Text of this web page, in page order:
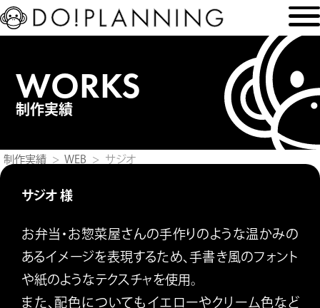
WORKS
制作実績
制作実績 WEB サジオ
サジオ 様
お弁当・お惣菜屋さんの手作りのような温かみの
あるイメージを表現するため、手書き風のフォント
や紙のようなテクスチャを使用。
また、配色についてもイエローやクリーム色など